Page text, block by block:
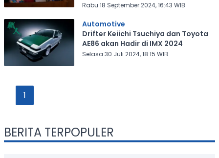
Rabu 18 September 2024, 16:43 WIB
Automotive
Drifter Keiichi Tsuchiya dan Toyota
AE86 akan Hadir di IMX 2024
Selasa 30 Juli 2024, 18:15 WIB
1
BERITA TERPOPULER